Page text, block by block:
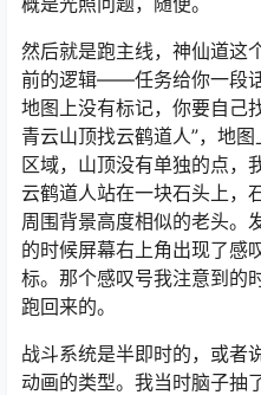
然后就是跑主线，神仙道这
前的逻辑——任务给你一段
地图上没有标记，你要自己
青云山顶找云鹤道人”，地
区域，山顶没有单独的点，
云鹤道人站在一块石头上，
周围背景高度相似的老头。
的时候屏幕右上角出现了感
标。那个感叹号我注意到的
跑回来的。
战斗系统是半即时的，或者
动画的类型。我当时脑子抽